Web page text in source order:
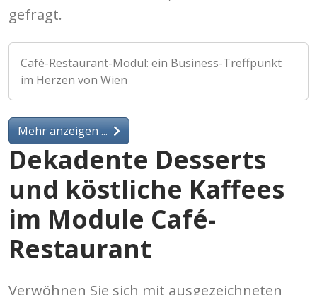
gefragt.
Café-Restaurant-Modul: ein Business-Treffpunkt
im Herzen von Wien
Mehr anzeigen ...
Dekadente Desserts
und köstliche Kaffees
im Module Café-
Restaurant
Verwöhnen Sie sich mit ausgezeichneten